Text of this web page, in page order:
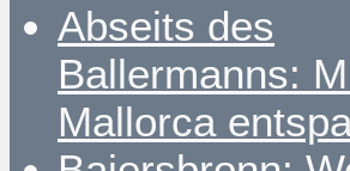
Abseits des
Ballermanns:
Mallorca